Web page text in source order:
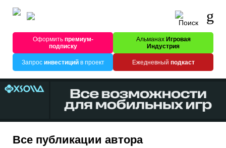
Оформитьпремиум-
подписку
Альманах Игровая
Индустрия
Запрос инвестицийв проект Ежедневный подкаст
Все публикации автора